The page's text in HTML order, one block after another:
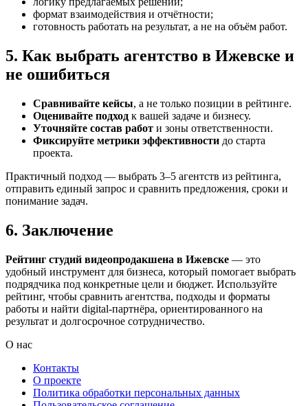
формат взаимодействия и отчётности;
готовность работать на результат, а не на объём работ.
5. Как выбрать агентство в Ижевске и
не ошибиться
Сравнивайте кейсы, а не только позиции в рейтинге.
Оценивайте подход к вашей задаче и бизнесу.
Уточняйте состав работ и зоны ответственности.
Фиксируйте метрики эффективности до старта
проекта.
Практичный подход — выбрать 3–5 агентств из рейтинга,
отправить единый запрос и сравнить предложения, сроки и
понимание задач.
6. Заключение
Рейтинг студий видеопродакшена в Ижевске — это
удобный инструмент для бизнеса, который помогает выбрать
подрядчика под конкретные цели и бюджет. Используйте
рейтинг, чтобы сравнить агентства, подходы и форматы
работы и найти digital-партнёра, ориентированного на
результат и долгосрочное сотрудничество.
О нас
Контакты
О проекте
Политика обработки персональных данных